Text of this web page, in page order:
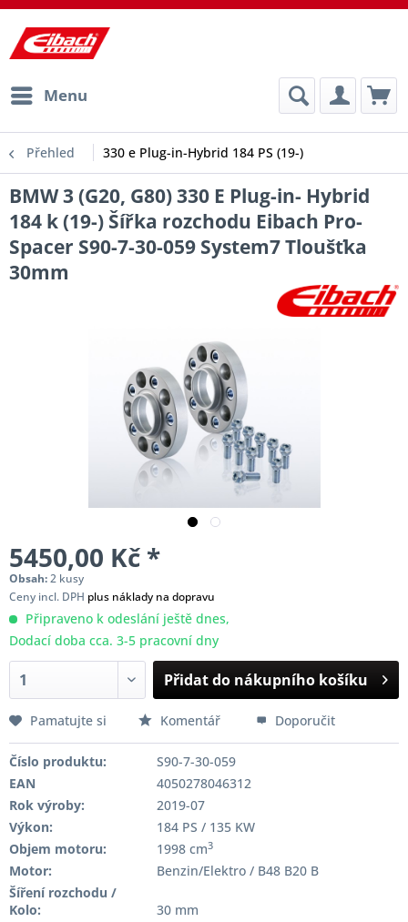
Menu
Přehled 330 e Plug-in-Hybrid 184 PS (19-)
BMW 3 (G20, G80) 330 E Plug-in- Hybrid
184 k (19-) Šířka rozchodu Eibach Pro-
Spacer S90-7-30-059 System7 Tloušťka
30mm
5450,00 Kč *
Obsah:2 kusy
Ceny incl. DPH plus náklady na dopravu
Připraveno k odeslání ještě dnes,
Dodací doba cca. 3-5 pracovní dny
Přidat do nákupního košíku
Pamatujte si Komentář Doporučit
Číslo produktu:
S90-7-30-059
EAN
4050278046312
Rok výroby:
2019-07
Výkon:
184 PS / 135 KW
Objem motoru:
1998 cm3
Motor:
Benzin/Elektro / B48 B20 B
Šíření rozchodu /
Kolo:
30 mm